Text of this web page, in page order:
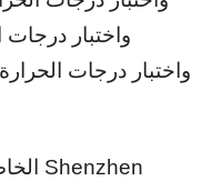
واختبار درجات